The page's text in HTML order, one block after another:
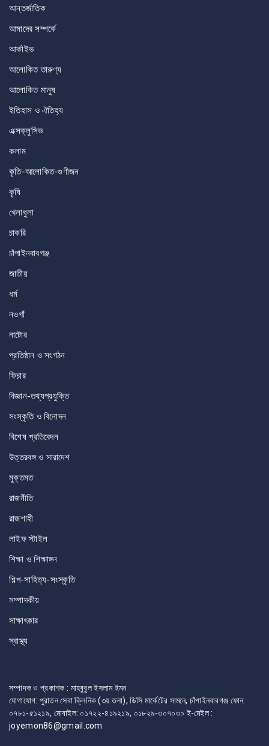
আন্তর্জাতিক
আমাদের সম্পর্কে
আর্কাইভ
আলোকিত তারুণ্য
আলোকিত মানুষ
ইতিহাস ও ঐতিহ্য
এক্সক্লুসিভ
কলাম
কৃতি-আলোকিত-গুণীজন
কৃষি
খেলাধুলা
চাকরি
চাঁপাইনবাবগঞ্জ
জাতীয়
ধর্ম
নওগাঁ
নাটোর
প্রতিষ্ঠান ও সংগঠন
ফিচার
বিজ্ঞান-তথ্যপ্রযুক্তি
সংস্কৃতি ও বিনোদন
বিশেষ প্রতিবেদন
উত্তরবঙ্গ ও সারাদেশ
মুক্তমত
রাজনীতি
রাজশাহী
লাইফ স্টাইল
শিক্ষা ও শিক্ষাঙ্গন
শিল্প-সাহিত্য-সংস্কৃতি
সম্পাদকীয়
সাক্ষাৎকার
স্বাস্থ্য
সম্পাদক ও প্রকাশক : মাহবুবুল ইসলাম ইমন
যোগাযোগ: পুরাতন সেবা ক্লিনিক (৩য় তলা), ডিসি মার্কেটের সামনে, চাঁপাইনবাবগঞ্জ ফোন:
০৭৮১-৫১২১৯, মোবাইল: ০১৭২২-৪১৯২১৯, ০১৮২৯-৩০৭০৩০ ই-মেইল :
joyemon86@gmail.com